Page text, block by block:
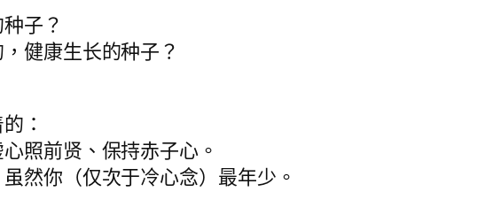
子？
健康生长的种子？
：
照前贤、保持赤子心。
然你（仅次于冷心念）最年少。